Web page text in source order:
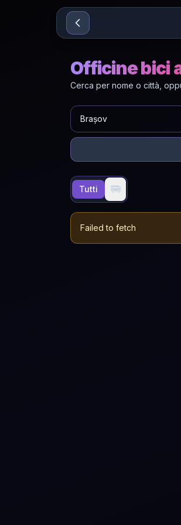
Sari la conținut
Officine bici
Cerca per nome o città,
Tutti 🚐
Failed to fetch